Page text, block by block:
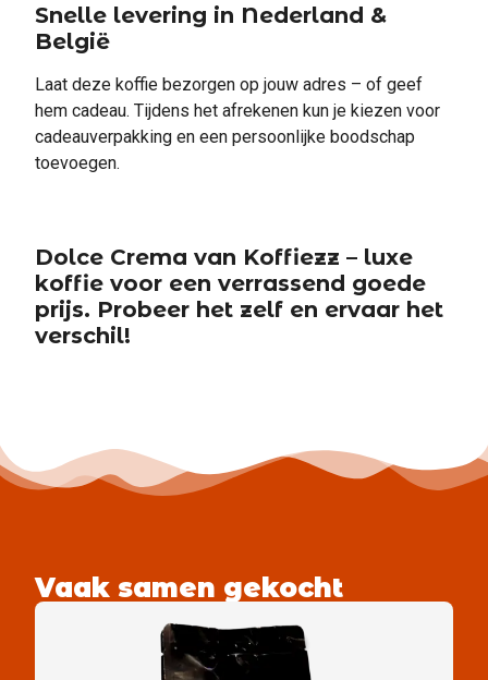
Snelle levering in Nederland &
België
Laat deze koffie bezorgen op jouw adres – of geef
hem cadeau. Tijdens het afrekenen kun je kiezen voor
cadeauverpakking en een persoonlijke boodschap
toevoegen.
Dolce Crema van Koffiezz – luxe
koffie voor een verrassend goede
prijs. Probeer het zelf en ervaar het
verschil!
Vaak samen gekocht